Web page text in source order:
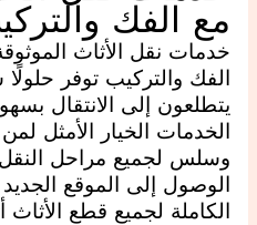
مع الفك
خدمات نقل الأثاث
الفك والتركيب توفر حلولًا
يتطلعون إلى الانتقال
الخدمات الخيار الأمثل
وسلس لجميع مراحل
الوصول إلى الموقع
الكاملة لجميع قطع الأثاث